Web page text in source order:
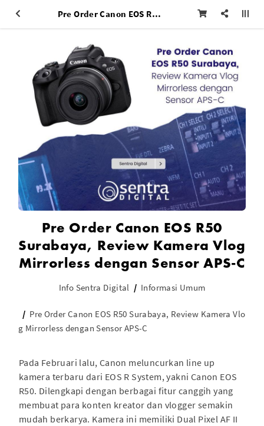
Pre Order Canon EOS R50 Surabaya, Review Kamera Vlog Mirrorless dengan Sensor APS-C
Pre Order Canon EOS R50
Surabaya, Review Kamera Vlog
Mirrorless dengan Sensor APS-C
Info Sentra Digital Informasi Umum
Pre Order Canon EOS R50 Surabaya, Review Kamera Vlo
g Mirrorless dengan Sensor APS-C
Pada Februari lalu, Canon meluncurkan line up
kamera terbaru dari EOS R System, yakni Canon EOS
R50. Dilengkapi dengan berbagai fitur canggih yang
membuat para konten kreator dan vlogger semakin
mudah berkarya. Kamera ini memiliki Dual Pixel AF II